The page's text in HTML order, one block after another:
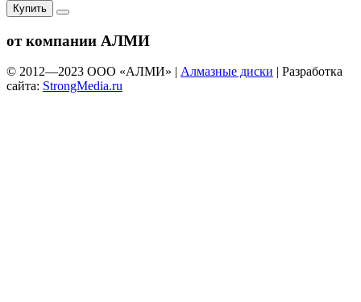
Купить
от компании АЛМИ
© 2012—2023 ООО «АЛМИ» | Алмазные диски | Разработка
сайта: StrongMedia.ru